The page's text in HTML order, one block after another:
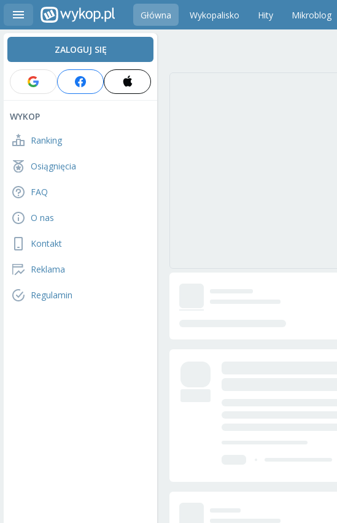
Główna Wykopalisko Hity Mikroblog
ZALOGUJ SIĘ
WYKOP
Ranking
Osiągnięcia
FAQ
O nas
Kontakt
Reklama
Regulamin